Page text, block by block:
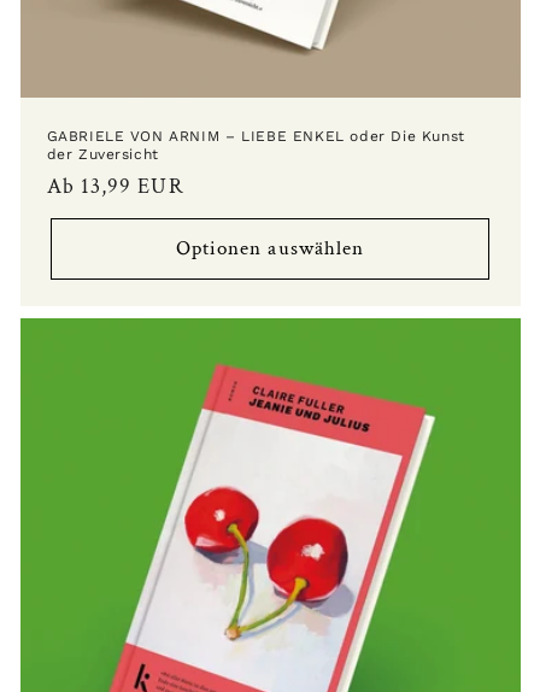
GABRIELE VON ARNIM – LIEBE ENKEL oder Die Kunst
der Zuversicht
Normaler
Preis
Ab 13,99 EUR
Optionen auswählen